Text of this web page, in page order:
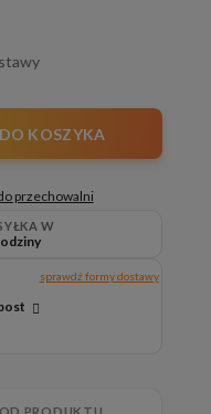
DO KOSZYKA
przechowalni
W
sprawdź formy dostawy
PRODUKTU